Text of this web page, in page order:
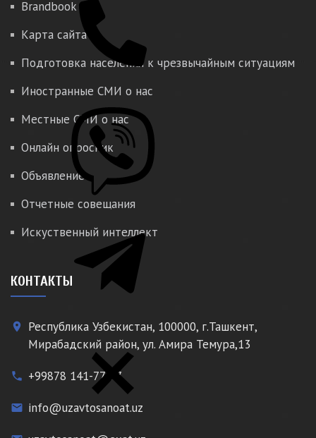
Brandbook
Карта сайта
Подготовка населения к чрезвычайным ситуациям
Иностранные СМИ о нас
Местные СМИ о нас
Онлайн опросник
Объявление
Отчетные совещания
Искуственный интеллект
КОНТАКТЫ
place
Республика Узбекистан, 100000, г.Ташкент,
Мирабадский район, ул. Амира Темура,13
phone +99878 141-77-77
email info@uzavtosanoat.uz